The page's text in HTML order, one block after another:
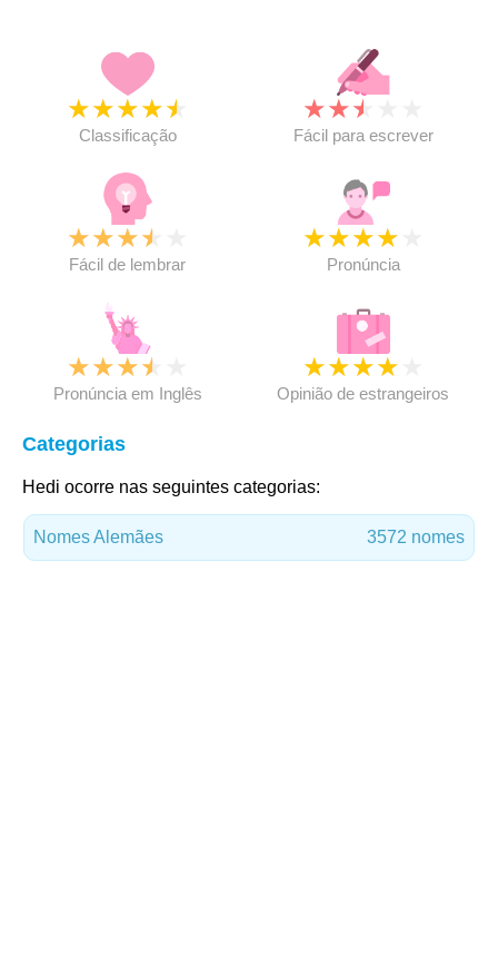
★★★★★
Classificação
★★★
Fácil para escrever
★★★★
Fácil de lembrar
★★★★
Pronúncia
★★★★
Pronúncia em Inglês
★★★★
Opinião de estrangeiros
Categorias
Hedi ocorre nas seguintes categorias:
Nomes Alemães 3572 nomes